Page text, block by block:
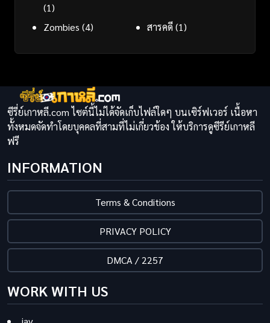
(1)
Zombies (4) สารคดี(1)
ซีรี่ย์เกาหลี.com ไซต์นี้ไม่ได้จัดเก็บไฟล์ใดๆ บนเซิร์ฟเวอร์ เนื้อหา
ทั้งหมดจัดทำโดยบุคคลที่สามที่ไม่เกี่ยวข้อง ให้บริการดูซีรีย์เกาหลี
ฟรี
INFORMATION
Terms & Conditions
PRIVACY POLICY
DMCA / 2257
WORK WITH US